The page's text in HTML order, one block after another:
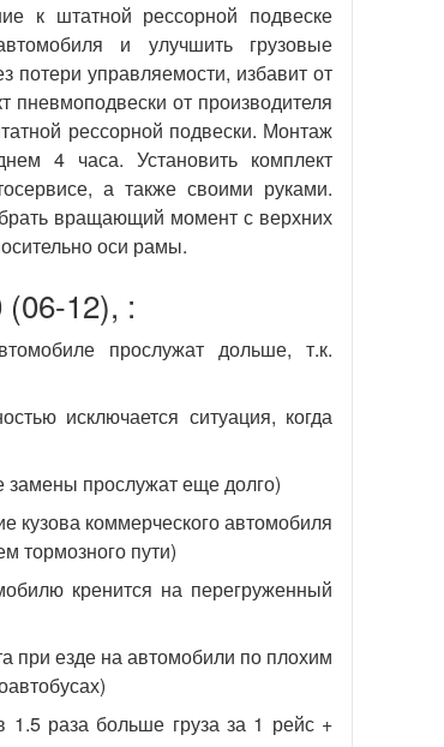
к штатной рессорной подвеске
и улучшить грузовые
потери управляемости, избавит от
пневмоподвески от производителя
рессорной подвески. Монтаж
4 часа. Установить комплект
а также своими руками.
вращающий момент с верхних
оси рамы.
12), :
прослужат дольше, т.к.
исключается ситуация, когда
замены прослужат еще долго)
кузова коммерческого автомобиля
тормозного пути)
кренится на перегруженный
при езде на автомобили по плохим
1.5 раза больше груза за 1 рейс +